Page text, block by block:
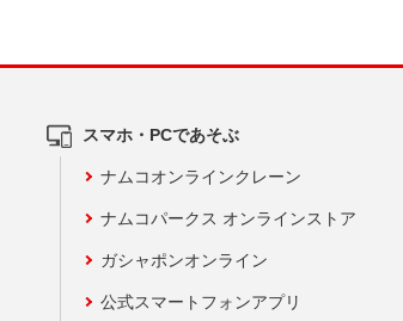
スマホ・PCであそぶ
ナムコオンラインクレーン
ナムコパークス オンラインストア
ガシャポンオンライン
公式スマートフォンアプリ